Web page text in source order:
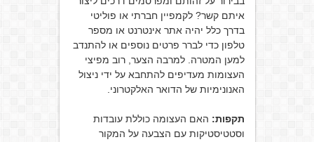
איתם קשר? לקמפיין חברתי או פוליטי
בדרך כלל יהיה אתר אינטרנט או מספר
טלפון כדי לברר פרטים נוספים או להתנדב
למען המטרה. למרבה הצער, רוב מפיצי
העצומות מעדיפים להתחבא על ידי ניצול
האנונימיות של הדואר האלקטרוני.
תקפות: האם העצומה כוללת עובדות
וסטטיסטיקות עם הצבעה על המקור